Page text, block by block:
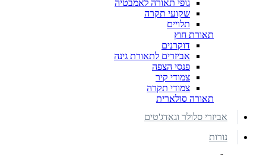
גופי תאורה לאמבטיה
שקועי תקרה
תלויים
תאורת חוץ
דוקרנים
אביזרים לתאורת גינה
פנסי הצפה
צמודי קיר
צמודי תקרה
תאורה סולארית
אביזרי סלולר וגאדג'טים
נורות